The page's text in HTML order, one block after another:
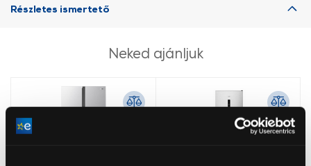
Részletes ismertető
Neked ajánljuk